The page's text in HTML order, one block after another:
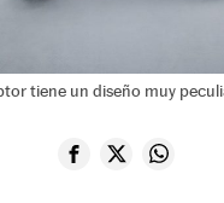
tiene un diseño muy